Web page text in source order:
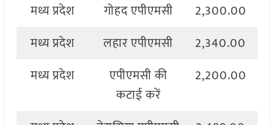
मध्य प्रदेश
गोहद एपीएमसी 2,300.00
मध्य प्रदेश
लहार एपीएमसी 2,340.00
मध्य प्रदेश
एपीएमसी की
कटाई करें
2,200.00